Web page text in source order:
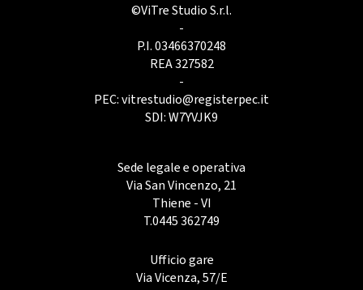
©ViTre Studio S.r.l.
-
P.I. 03466370248
REA 327582
-
PEC:vitrestudio@registerpec.it
SDI: W7YVJK9
Sede legale e operativa
Via San Vincenzo, 21
Thiene - VI
T.0445 362749
Ufficio gare
Via Vicenza, 57/E